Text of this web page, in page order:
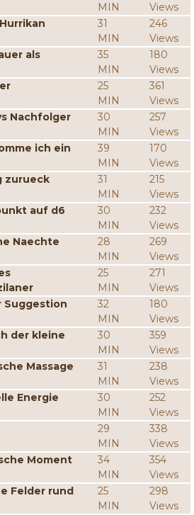
MIN
Views
31
MIN
246
Views
als
35
MIN
180
Views
25
MIN
361
Views
Nachfolger
30
MIN
257
Views
ich ein
39
MIN
170
Views
zurueck
31
MIN
215
Views
auf d6
30
MIN
232
Views
Naechte
28
MIN
269
Views
25
MIN
271
Views
Suggestion
32
MIN
180
Views
der kleine
30
MIN
359
Views
Massage
31
MIN
238
Views
Energie
30
MIN
252
Views
29
MIN
338
Views
Moment
34
MIN
354
Views
Felder rund
25
MIN
298
Views